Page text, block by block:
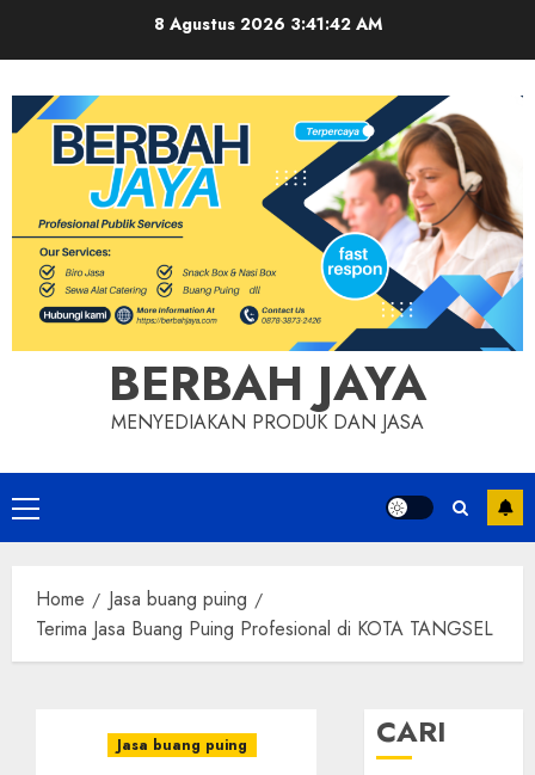
8 Agustus 2026 3:41:43 AM
BERBAH JAYA
MENYEDIAKAN PRODUK DAN JASA
Primary
Menu
Home
Jasa buang puing
Terima Jasa Buang Puing Profesional di KOTA TANGSEL
Jasa buang puing CARI